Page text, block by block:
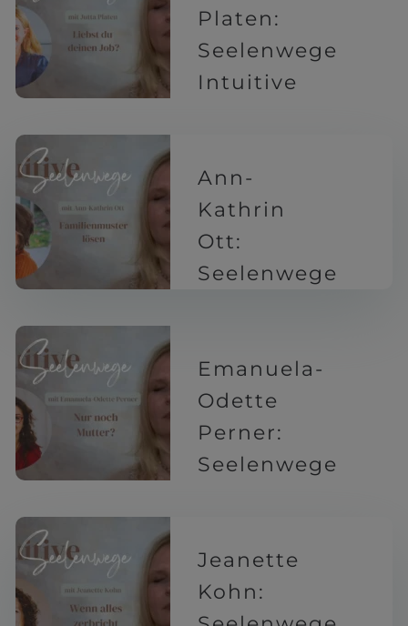
Platen:
Seelenwege
Intuitive
Ann-
Kathrin
Ott:
Seelenwege
Emanuela-
Odette
Perner:
Seelenwege
Jeanette
Kohn: